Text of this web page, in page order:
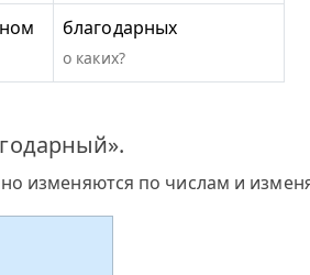
благодарных
о каких?
изменяются по числам и